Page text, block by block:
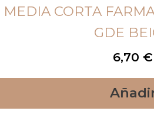
MEDIA CORTA
GDE
6,70 €